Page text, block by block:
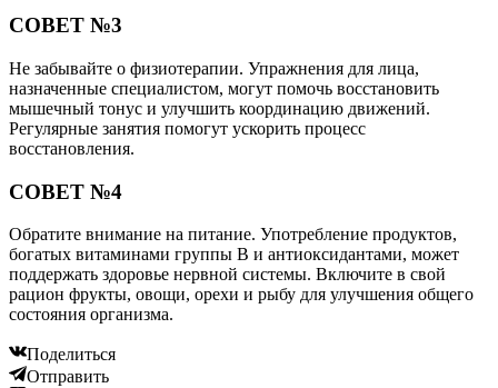
СОВЕТ №3
Не забывайте о физиотерапии. Упражнения для лица,
назначенные специалистом, могут помочь восстановить
мышечный тонус и улучшить координацию движений.
Регулярные занятия помогут ускорить процесс
восстановления.
СОВЕТ №4
Обратите внимание на питание. Употребление продуктов,
богатых витаминами группы B и антиоксидантами, может
поддержать здоровье нервной системы. Включите в свой
рацион фрукты, овощи, орехи и рыбу для улучшения общего
состояния организма.
Поделиться
Отправить